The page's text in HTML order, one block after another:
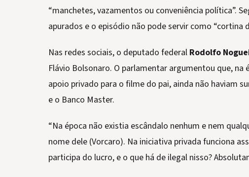
“manchetes, vazamentos ou conveniência política”.
apurados e o episódio não pode servir como “cortina
Nas redes sociais, o deputado federal Rodolfo
Flávio Bolsonaro. O parlamentar argumentou que, na
apoio privado para o filme do pai, ainda não haviam
e o Banco Master.
“Na época não existia escândalo nenhum e nem
nome dele (Vorcaro). Na iniciativa privada funciona
participa do lucro, e o que há de ilegal nisso?